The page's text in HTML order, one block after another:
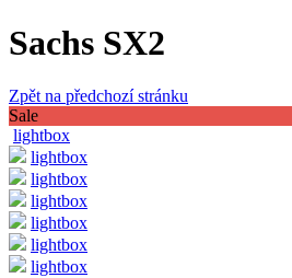
Sachs SX2
Zpět na předchozí stránku
Sale
lightbox
lightbox
lightbox
lightbox
lightbox
lightbox
lightbox